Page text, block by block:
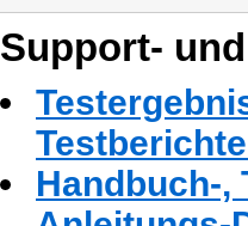
Support-
Handbuch-,